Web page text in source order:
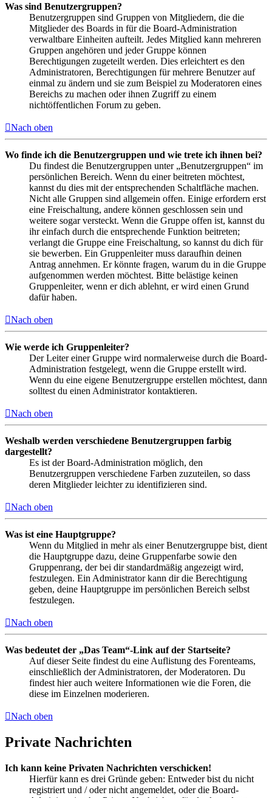
Was sind Benutzergruppen?
Benutzergruppen sind Gruppen von Mitgliedern, die die
Mitglieder des Boards in für die Board-Administration
verwaltbare Einheiten aufteilt. Jedes Mitglied kann mehreren
Gruppen angehören und jeder Gruppe können
Berechtigungen zugeteilt werden. Dies erleichtert es den
Administratoren, Berechtigungen für mehrere Benutzer auf
einmal zu ändern und sie zum Beispiel zu Moderatoren eines
Bereichs zu machen oder ihnen Zugriff zu einem
nichtöffentlichen Forum zu geben.
Nach oben
Wo finde ich die Benutzergruppen und wie trete ich ihnen bei?
Du findest die Benutzergruppen unter „Benutzergruppen“ im
persönlichen Bereich. Wenn du einer beitreten möchtest,
kannst du dies mit der entsprechenden Schaltfläche machen.
Nicht alle Gruppen sind allgemein offen. Einige erfordern erst
eine Freischaltung, andere können geschlossen sein und
weitere sogar versteckt. Wenn die Gruppe offen ist, kannst du
ihr einfach durch die entsprechende Funktion beitreten;
verlangt die Gruppe eine Freischaltung, so kannst du dich für
sie bewerben. Ein Gruppenleiter muss daraufhin deinen
Antrag annehmen. Er könnte fragen, warum du in die Gruppe
aufgenommen werden möchtest. Bitte belästige keinen
Gruppenleiter, wenn er dich ablehnt, er wird einen Grund
dafür haben.
Nach oben
Wie werde ich Gruppenleiter?
Der Leiter einer Gruppe wird normalerweise durch die Board-
Administration festgelegt, wenn die Gruppe erstellt wird.
Wenn du eine eigene Benutzergruppe erstellen möchtest, dann
solltest du einen Administrator kontaktieren.
Nach oben
Weshalb werden verschiedene Benutzergruppen farbig
dargestellt?
Es ist der Board-Administration möglich, den
Benutzergruppen verschiedene Farben zuzuteilen, so dass
deren Mitglieder leichter zu identifizieren sind.
Nach oben
Was ist eine Hauptgruppe?
Wenn du Mitglied in mehr als einer Benutzergruppe bist, dient
die Hauptgruppe dazu, deine Gruppenfarbe sowie den
Gruppenrang, der bei dir standardmäßig angezeigt wird,
festzulegen. Ein Administrator kann dir die Berechtigung
geben, deine Hauptgruppe im persönlichen Bereich selbst
festzulegen.
Nach oben
Was bedeutet der „Das Team“-Link auf der Startseite?
Auf dieser Seite findest du eine Auflistung des Forenteams,
einschließlich der Administratoren, der Moderatoren. Du
findest hier auch weitere Informationen wie die Foren, die
diese im Einzelnen moderieren.
Nach oben
Private Nachrichten
Ich kann keine Privaten Nachrichten verschicken!
Hierfür kann es drei Gründe geben: Entweder bist du nicht
registriert und / oder nicht angemeldet, oder die Board-